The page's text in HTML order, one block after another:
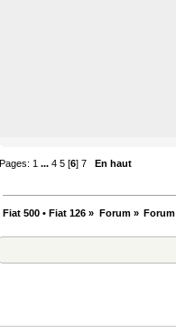
Pages: 1 ...4 5 [6]7 En haut
Fiat 500 • Fiat 126 » Forum»